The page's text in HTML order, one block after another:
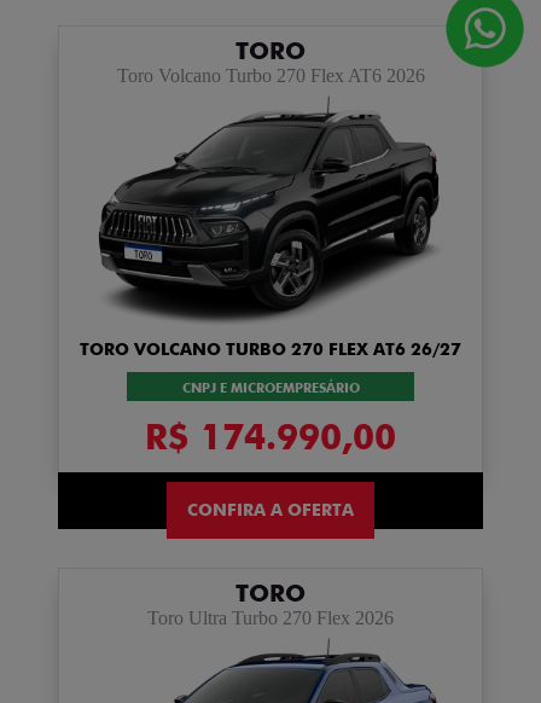
TORO
Toro Volcano Turbo 270 Flex AT6 2026
TORO VOLCANO TURBO 270 FLEX AT6 26/27
CNPJ E MICROEMPRESÁRIO
R$ 174.990,00
CONFIRA A OFERTA
TORO
Toro Ultra Turbo 270 Flex 2026